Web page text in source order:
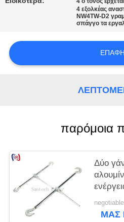
4 εξολκέας
NW4TW-D2
σπάγγο τα
παρόμοια
Δύο
ΜΑΣ